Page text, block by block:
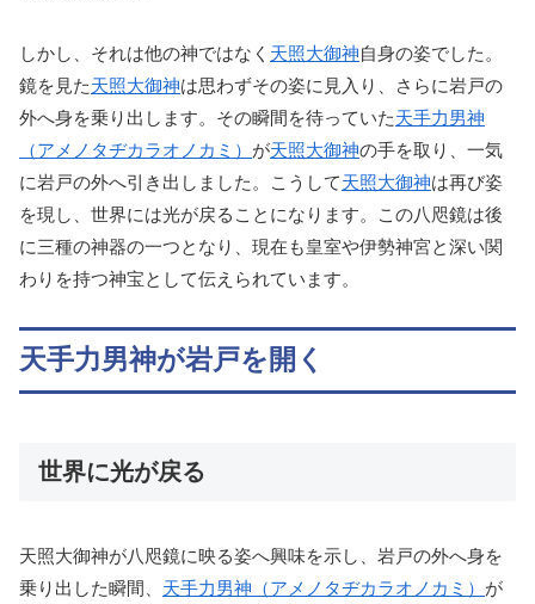
しかし、それは他の神ではなく 天照大御神自身の姿でした。
鏡を見た天照大御神は思わずその姿に見入り、さらに岩戸の
外へ身を乗り出します。その瞬間を待っていた天手力男神
（アメノタヂカラオノカミ） が天照大御神の手を取り、一気
に岩戸の外へ引き出しました。こうして天照大御神は再び姿
を現し、世界には光が戻ることになります。この八咫鏡は後
に三種の神器の一つとなり、現在も皇室や伊勢神宮と深い関
わりを持つ神宝として伝えられています。
天手力男神が岩戸を開く
世界に光が戻る
天照大御神が八咫鏡に映る姿へ興味を示し、岩戸の外へ身を
乗り出した瞬間、 天手力男神（アメノタヂカラオノカミ） が